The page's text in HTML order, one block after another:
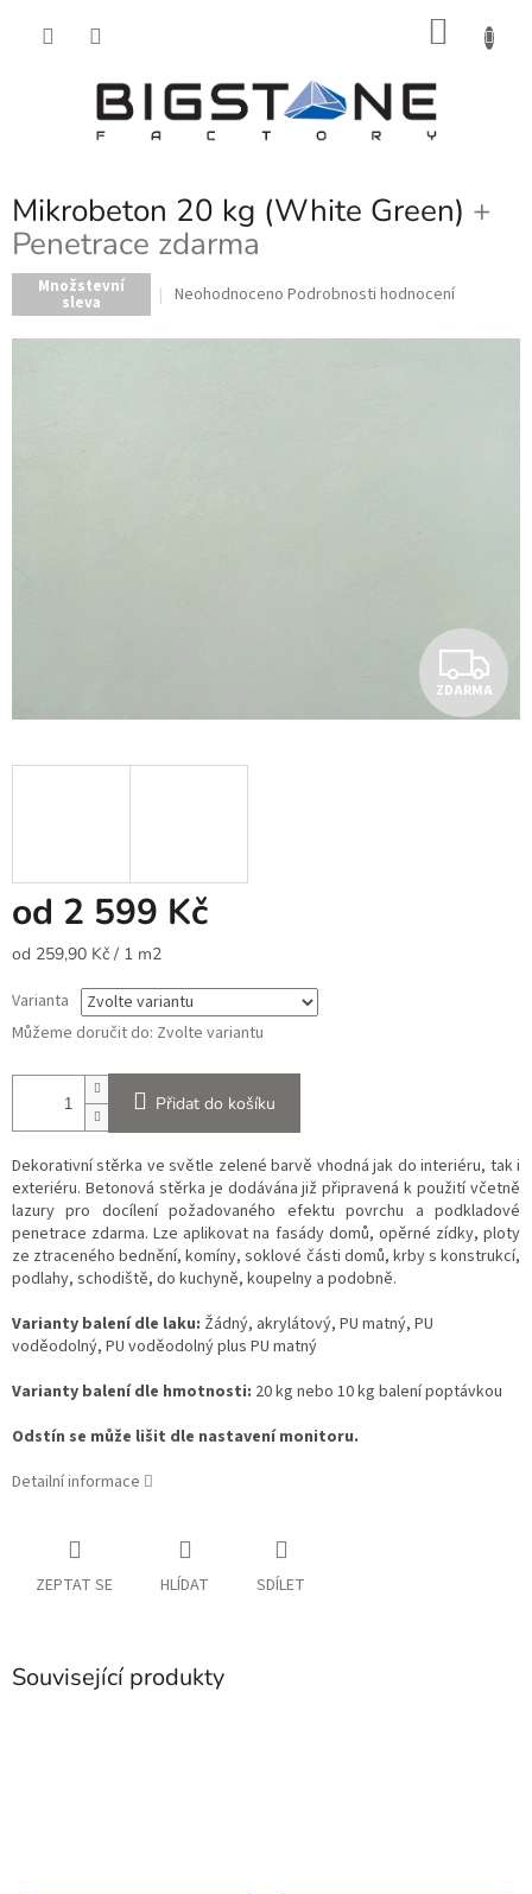
Mikrobeton 20 kg (White Green) +
Penetrace zdarma
Množstevní
sleva
Průměrné
produktu
Neohodnoceno Podrobnosti hodnocení
Z
D
ZDARMA
od 2 599 Kč
Měrná
od 259,90 Kč / 1 m2
Varianta
Můžeme doručit do: Zvolte variantu
Přidat do košíku
Dekorativní stěrka ve světle zelené barvě vhodná jak do interiéru, tak i
exteriéru. Betonová stěrka je dodávána již připravená k použití včetně
lazury pro docílení požadovaného efektu povrchu a podkladové
penetrace zdarma. Lze aplikovat na fasády domů, opěrné zídky, ploty
ze ztraceného bednění, komíny, soklové části domů, krby s konstrukcí,
podlahy, schodiště, do kuchyně, koupelny a podobně.
Varianty balení dle laku: Žádný, akrylátový, PU matný, PU
voděodolný, PU voděodolný plus PU matný
Varianty balení dle hmotnosti: 20 kg nebo 10 kg balení poptávkou
Odstín se může lišit dle nastavení monitoru.
Detailní informace
ZEPTAT SE HLÍDAT SDÍLET
Související produkty